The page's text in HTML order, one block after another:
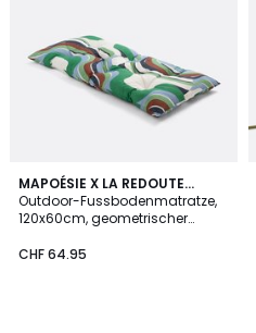
MAPOÉSIE X LA REDOUTE
INTÉRIEURS
Outdoor-Fussbodenmatratze,
120x60cm, geometrischer
CHF 64.95